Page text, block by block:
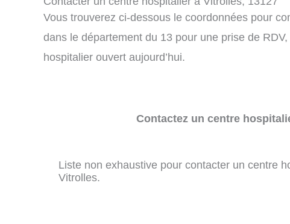
Vous trouverez ci-dessous le coordonnées pour
dans le département du 13 pour une prise de
hospitalier ouvert aujourd’hui.
Contactez un centre
Liste non exhaustive pour contacter un centre
Vitrolles.